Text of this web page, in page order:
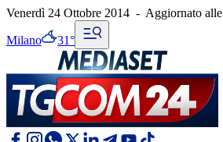
Venerdì 24 Ottobre 2014 - Aggiornato alle
Milano 31°